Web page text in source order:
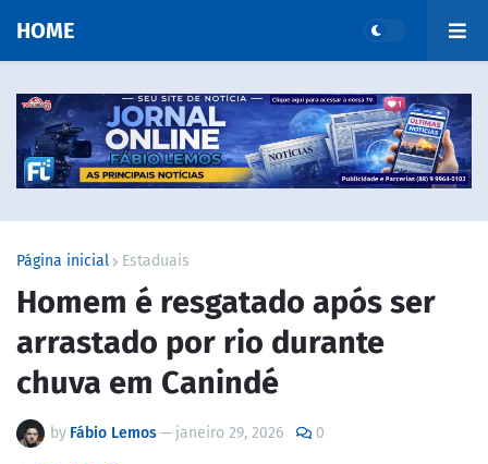
HOME
Página inicial Estaduais
Homem é resgatado após ser
arrastado por rio durante
chuva em Canindé
by Fábio Lemos— janeiro 29, 2026 0